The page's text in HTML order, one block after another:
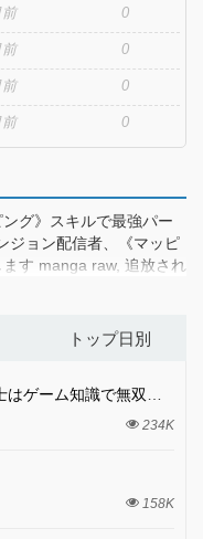
0
0
0
0
グ》スキルで最強パー
ジョン配信者、《マッピ
す manga raw, 追放され
ルで最強パーティーを
raw freeトップ日別
234K
158K